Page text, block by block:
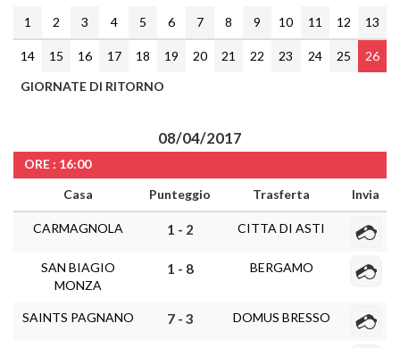
1
2 3 4 5 6 7 8 9 10 11 12 13
14 15 16 17 18 19 20 21 22 23 24 25
26
GIORNATE DI RITORNO
08/04/2017
ORE : 16:00
Casa
Punteggio Trasferta Invia
CARMAGNOLA 1 - 2 CITTA DI ASTI
SAN BIAGIO
MONZA
1 - 8 BERGAMO
SAINTS PAGNANO 7 - 3 DOMUS BRESSO